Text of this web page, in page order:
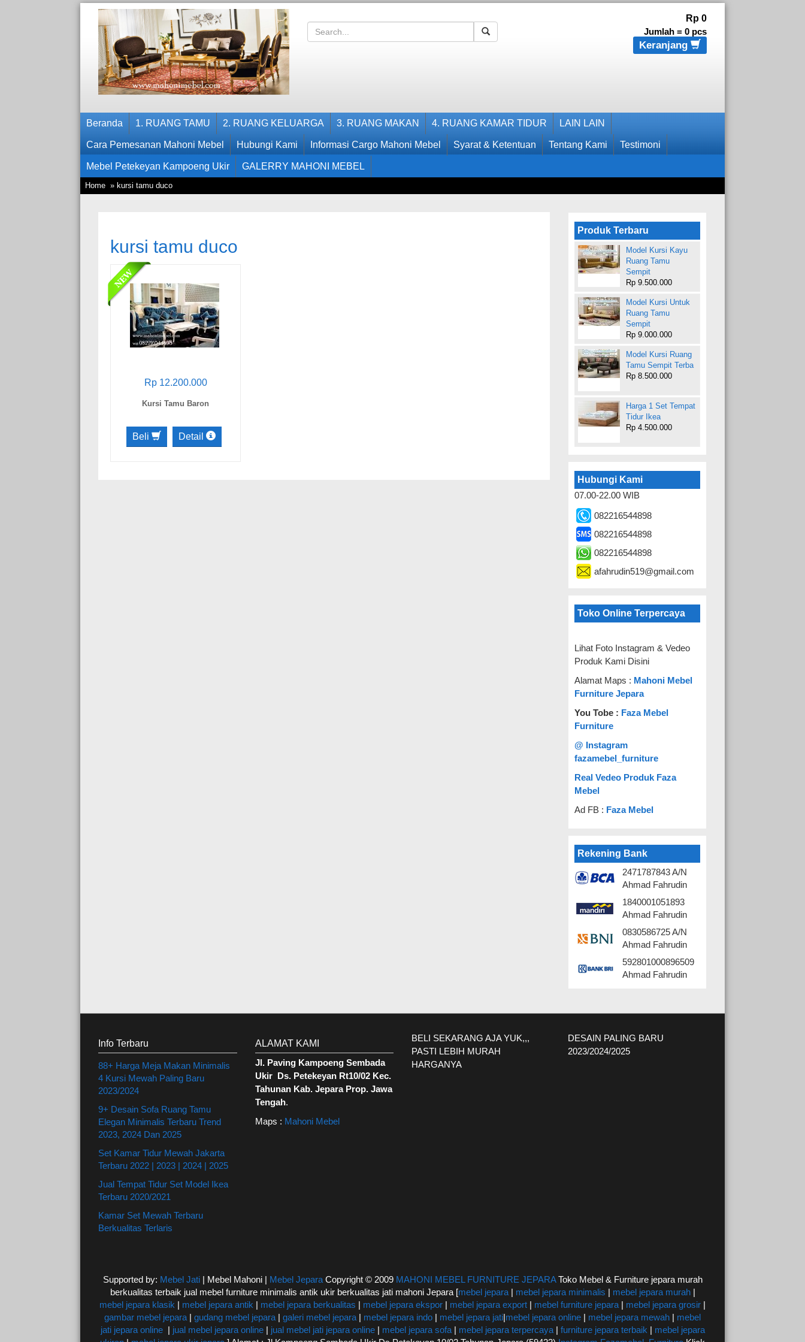
Rp 0
Jumlah = 0pcs
Keranjang
Beranda 1. RUANG TAMU 2. RUANG KELUARGA 3. RUANG MAKAN 4. RUANG KAMAR TIDUR LAIN LAIN
Cara Pemesanan Mahoni Mebel Hubungi Kami Informasi Cargo Mahoni Mebel Syarat & Ketentuan Tentang Kami Testimoni
Mebel Petekeyan Kampoeng Ukir GALERRY MAHONI MEBEL
Home » kursi tamu duco
kursi tamu duco
Rp 12.200.000
Kursi Tamu Baron
Beli Detail
Produk Terbaru
Model Kursi Kayu
Ruang Tamu
Sempit
Rp 9.500.000
Model Kursi Untuk
Ruang Tamu
Sempit
Rp 9.000.000
Model Kursi Ruang
Tamu Sempit Terba
Rp 8.500.000
Harga 1 Set Tempat
Tidur Ikea
Rp 4.500.000
Hubungi Kami
07.00-22.00 WIB
082216544898
082216544898
082216544898
afahrudin519@gmail.com
Toko Online Terpercaya
Lihat Foto Instagram & Vedeo
Produk Kami Disini
Alamat Maps : Mahoni Mebel
Furniture Jepara
You Tobe : Faza Mebel
Furniture
@ Instagram
fazamebel_furniture
Real Vedeo Produk Faza
Mebel
Ad FB : Faza Mebel
Rekening Bank
2471787843 A/N
Ahmad Fahrudin
1840001051893
Ahmad Fahrudin
0830586725 A/N
Ahmad Fahrudin
592801000896509
Ahmad Fahrudin
Info Terbaru
88+ Harga Meja Makan Minimalis
4 Kursi Mewah Paling Baru
2023/2024
9+ Desain Sofa Ruang Tamu
Elegan Minimalis Terbaru Trend
2023, 2024 Dan 2025
Set Kamar Tidur Mewah Jakarta
Terbaru 2022 | 2023 | 2024 | 2025
Jual Tempat Tidur Set Model Ikea
Terbaru 2020/2021
Kamar Set Mewah Terbaru
Berkualitas Terlaris
ALAMAT KAMI
Jl. Paving Kampoeng Sembada
Ukir Ds. Petekeyan Rt10/02 Kec.
Tahunan Kab. Jepara Prop. Jawa
Tengah.
Maps : Mahoni Mebel
BELI SEKARANG AJA YUK,,,
PASTI LEBIH MURAH
HARGANYA
DESAIN PALING BARU
2023/2024/2025
Supported by: Mebel Jati| Mebel Mahoni | Mebel JeparaCopyright © 2009 MAHONI MEBEL FURNITURE JEPARAToko Mebel & Furniture jepara murah
berkualitas terbaik jual mebel furniture minimalis antik ukir berkualitas jati mahoni Jepara [mebel jepara| mebel jepara minimalis | mebel jepara murah|
mebel jepara klasik | mebel jepara antik | mebel jepara berkualitas | mebel jepara ekspor | mebel jepara export | mebel furniture jepara | mebel jepara grosir |
gambar mebel jepara | gudang mebel jepara | galeri mebel jepara | mebel jepara indo | mebel jepara jati|mebel jepara online | mebel jepara mewah | mebel
jati jepara online| jual mebel jepara online| jual mebel jati jepara online| mebel jepara sofa| mebel jepara terpercaya| furniture jepara terbaik | mebel jepara